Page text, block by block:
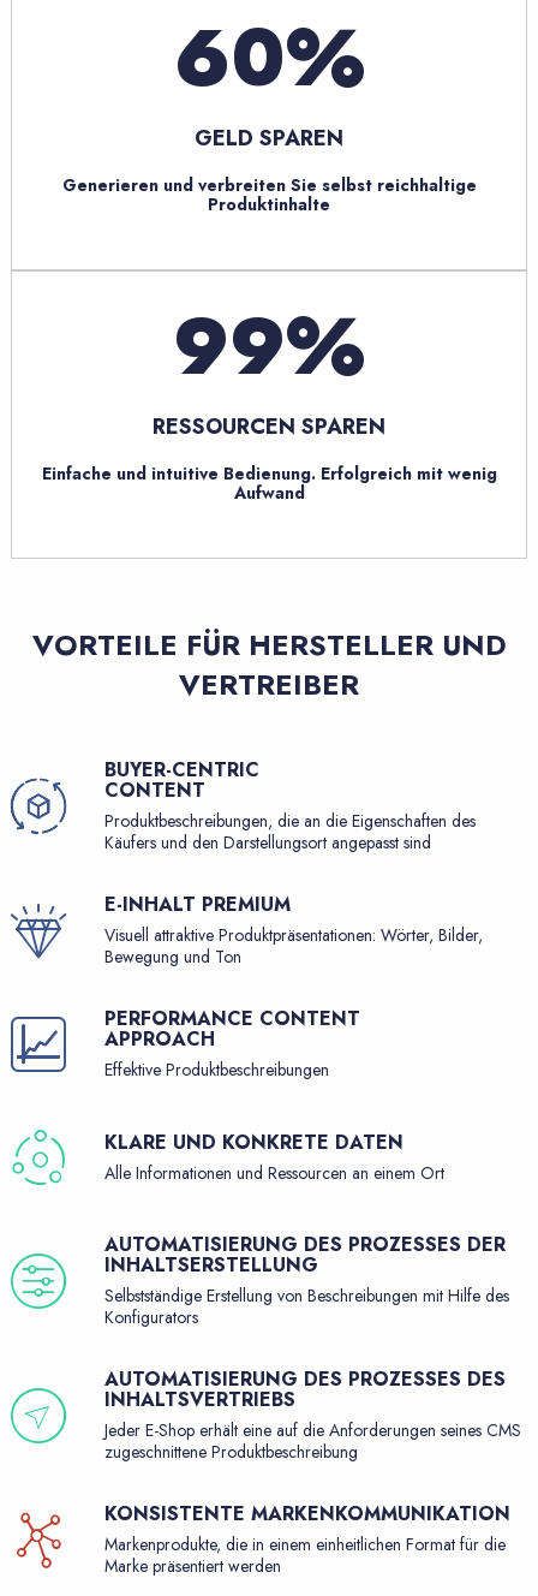
60
GELD SPAREN
Generieren und verbreiten Sie selbst reichhaltige
Produktinhalte
99
RESSOURCEN SPAREN
Einfache und intuitive Bedienung. Erfolgreich mit wenig
Aufwand
VORTEILE FÜR HERSTELLER UND
VERTREIBER
BUYER-CENTRIC
CONTENT
Produktbeschreibungen, die an die Eigenschaften des
Käufers und den Darstellungsort angepasst sind
E-INHALT PREMIUM
Visuell attraktive Produktpräsentationen: Wörter, Bilder,
Bewegung und Ton
PERFORMANCE CONTENT
APPROACH
Effektive Produktbeschreibungen
KLARE UND KONKRETE DATEN
Alle Informationen und Ressourcen an einem Ort
AUTOMATISIERUNG DES PROZESSES DER
INHALTSERSTELLUNG
Selbstständige Erstellung von Beschreibungen mit Hilfe des
Konfigurators
AUTOMATISIERUNG DES PROZESSES DES
INHALTSVERTRIEBS
Jeder E-Shop erhält eine auf die Anforderungen seines CMS
zugeschnittene Produktbeschreibung
KONSISTENTE MARKENKOMMUNIKATION
Markenprodukte, die in einem einheitlichen Format für die
Marke präsentiert werden